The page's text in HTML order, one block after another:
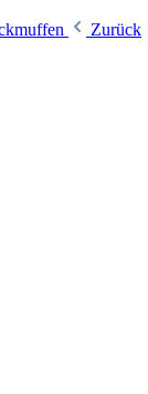
Zurück